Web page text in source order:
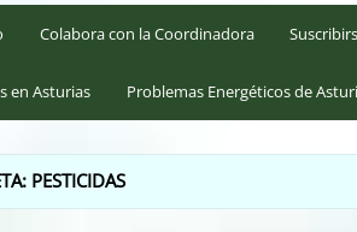
Colabora con la Coordinadora
en Asturias Problemas Energéticos de
PESTICIDAS